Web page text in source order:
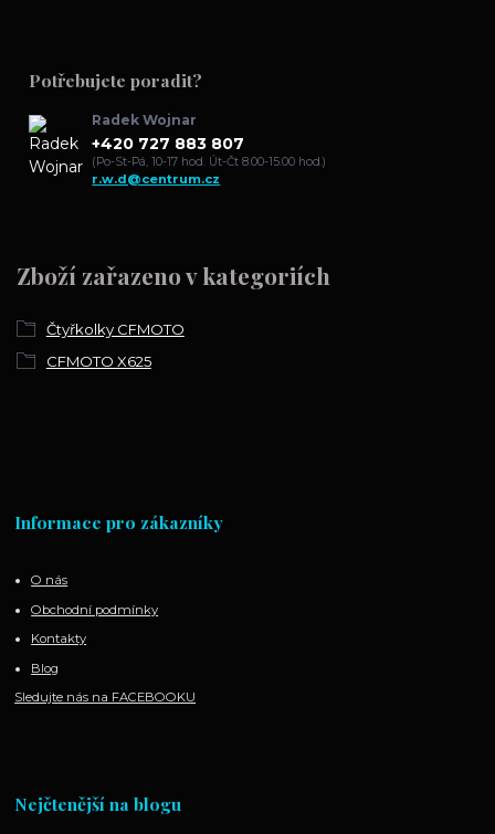
Zboží zařazeno v kategoriích
Čtyřkolky CFMOTO
CFMOTO X625
Potřebujete poradit?
Radek Wojnar
+420 727 883 807
(Po-St-Pá, 10-17 hod. Út-Čt 8.00-15.00 hod.)
r.w.d@centrum.cz
Informace pro zákazníky
O nás
Obchodní podmínky
Kontakty
Blog
Sledujte nás na FACEBOOKU
Nejčtenější na blogu